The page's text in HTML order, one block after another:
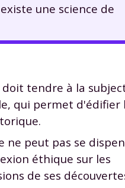
une science de
tendre à la
qui permet d'édifier
ne peut pas se
éthique sur les
de ses